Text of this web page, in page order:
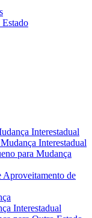
Interestadual
Interestadual
para Mudança
Aproveitamento de
Interestadual